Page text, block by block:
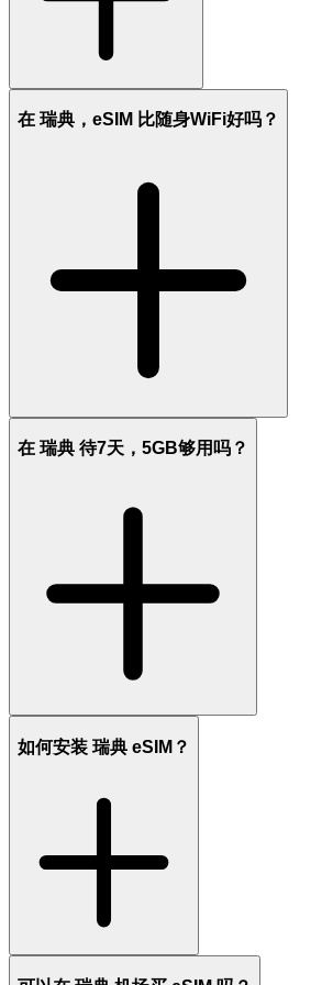
在 瑞典，eSIM 比随身WiFi好吗？
在 瑞典 待7天，5GB够用吗？
如何安装 瑞典 eSIM？